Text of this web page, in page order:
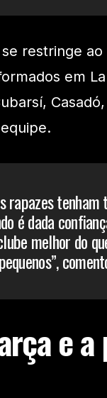
restringe
em
rapazes
é dada
melhor do
e